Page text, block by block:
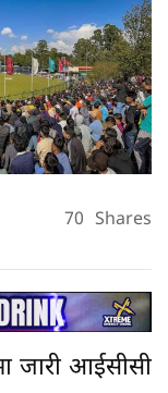
70 Shares
जारी आईसीसी